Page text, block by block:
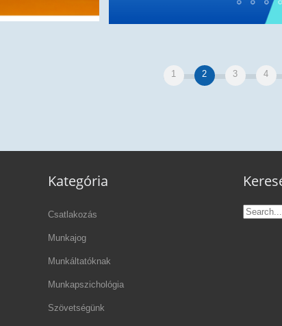
A távmunka bevezetése
vállalatok számára – Interjú
1 2 3 4
Kategória
Csatlakozás
Munkajog
Munkáltatóknak
Munkapszichológia
Szövetségünk